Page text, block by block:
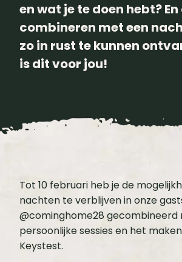
en wat je te doen hebt?
combineren met een
zo in rust te kunnen
is dit voor jou!
Tot 10 februari heb je de
nachten te verblijven in onze
@cominghome28 gecombineerd
persoonlijke sessies en het
Keystest.